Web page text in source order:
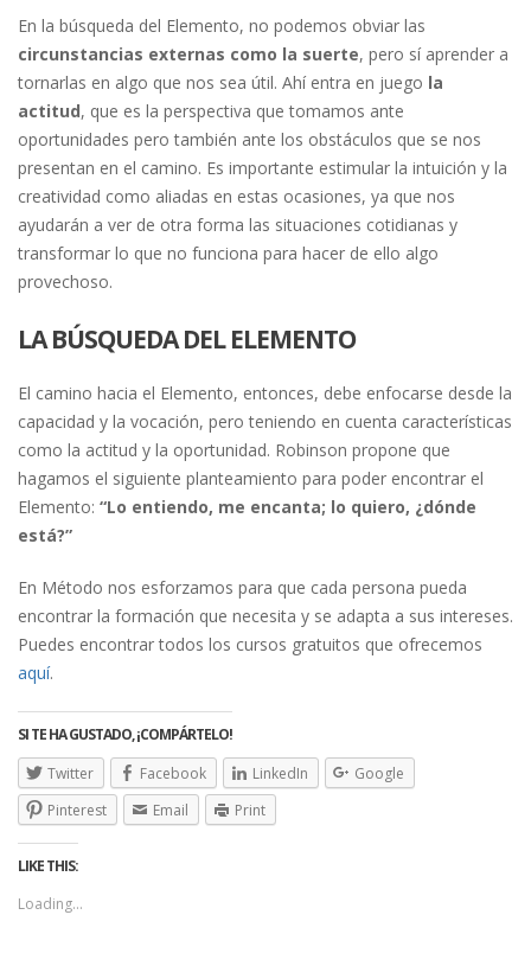
En la búsqueda del Elemento, no podemos obviar las
circunstancias externas como la suerte, pero sí aprender a
tornarlas en algo que nos sea útil. Ahí entra en juego la
actitud, que es la perspectiva que tomamos ante
oportunidades pero también ante los obstáculos que se nos
presentan en el camino. Es importante estimular la intuición y la
creatividad como aliadas en estas ocasiones, ya que nos
ayudarán a ver de otra forma las situaciones cotidianas y
transformar lo que no funciona para hacer de ello algo
provechoso.
LA BÚSQUEDA DEL ELEMENTO
El camino hacia el Elemento, entonces, debe enfocarse desde la
capacidad y la vocación, pero teniendo en cuenta características
como la actitud y la oportunidad. Robinson propone que
hagamos el siguiente planteamiento para poder encontrar el
Elemento: “Lo entiendo, me encanta; lo quiero, ¿dónde
está?”
En Método nos esforzamos para que cada persona pueda
encontrar la formación que necesita y se adapta a sus intereses.
Puedes encontrar todos los cursos gratuitos que ofrecemos
aquí.
SI TE HA GUSTADO, ¡COMPÁRTELO!
Twitter
Facebook LinkedIn
Google
Pinterest
Email Print
LIKE THIS:
Loading...